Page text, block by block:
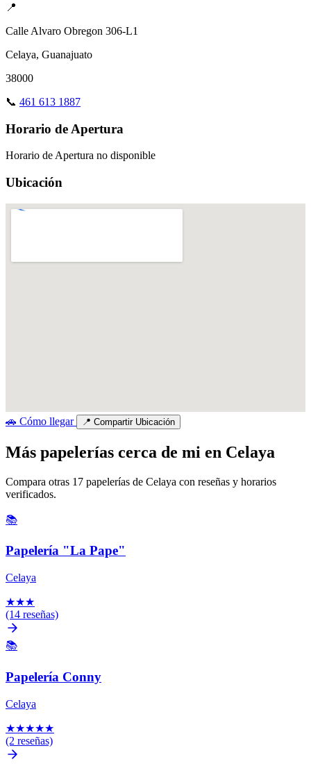
📍
Calle Alvaro Obregon 306-L1
Celaya, Guanajuato
38000
📞 461 613 1887
Horario de Apertura
Horario de Apertura no disponible
Ubicación
🚗 Cómo llegar 📍 Compartir Ubicación
Más papelerías cerca de mi en Celaya
Compara otras 17 papelerías de Celaya con reseñas y horarios
verificados.
📚
Papelería "La Pape"
Celaya
★★★
(14 reseñas)
📚
Papelería Conny
Celaya
★★★★★
(2 reseñas)